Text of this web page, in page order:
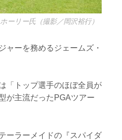
リー氏（撮影／岡沢裕行）
ャーを務めるジェームズ・
「トップ選手のほぼ全員が
が主流だったPGAツアー
ーラーメイドの『スパイダ